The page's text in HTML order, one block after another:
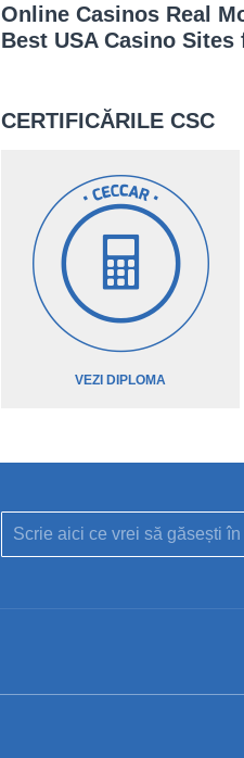
Online Casinos Real
Best USA Casino Sites
CERTIFICĂRILE CSC
VEZI DIPLOMA